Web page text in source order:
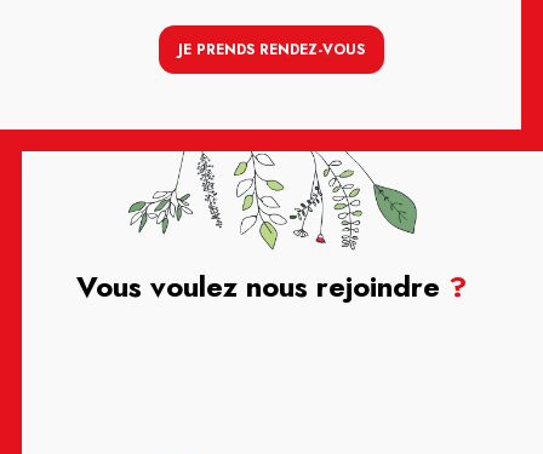
JE PRENDS RENDEZ-VOUS
Vous voulez nous rejoindre ?